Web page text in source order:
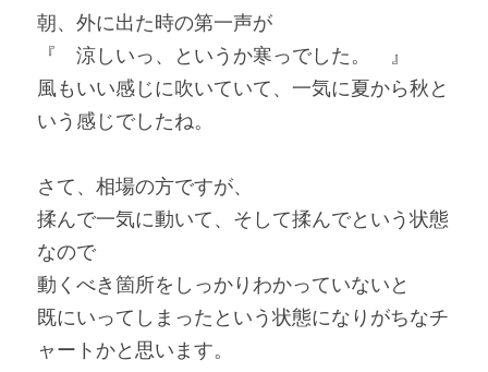
朝、外に出た時の第一声が
『　涼しいっ、というか寒っでした。　』
風もいい感じに吹いていて、一気に夏から秋と
いう感じでしたね。
さて、相場の方ですが、
揉んで一気に動いて、そして揉んでという状態
なので
動くべき箇所をしっかりわかっていないと
既にいってしまったという状態になりがちなチ
ャートかと思います。